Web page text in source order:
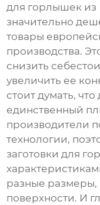
для горлышек из
значительно
товары
производства.
снизить
увеличить ее
стоит думать,
единственный
производители
технологии,
заготовки для
разные размеры,
поверхности. И